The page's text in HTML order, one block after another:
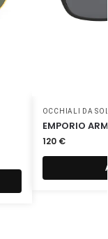
OCCHIALI DA
EMPORIO
120 €